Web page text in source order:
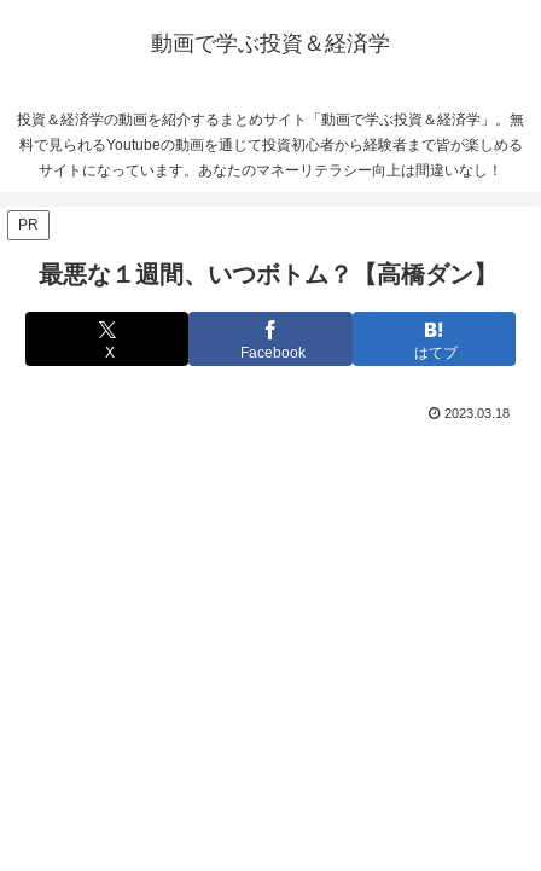
動画で学ぶ投資＆経済学
投資＆経済学の動画を紹介するまとめサイト「動画で学ぶ投資＆経済学」。無
料で見られるYoutubeの動画を通じて投資初心者から経験者まで皆が楽しめる
サイトになっています。あなたのマネーリテラシー向上は間違いなし！
PR
最悪な１週間、いつボトム？【高橋ダン】
X Facebook はてブ
2023.03.18